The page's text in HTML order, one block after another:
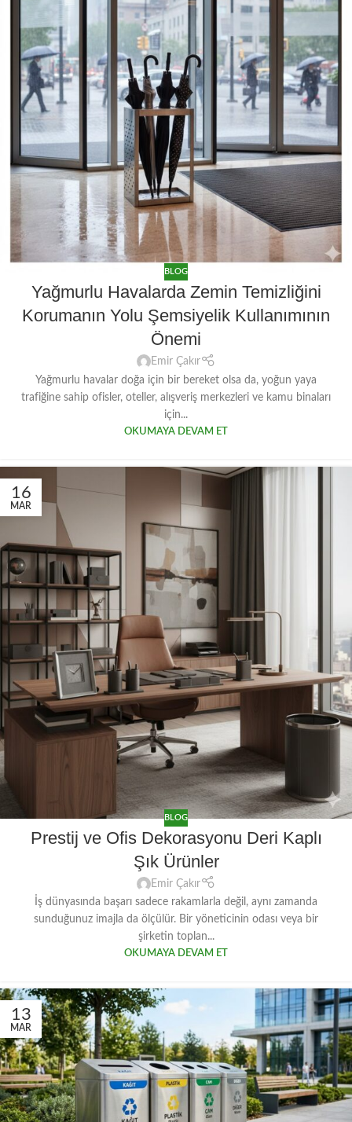
BLOG
Yağmurlu Havalarda Zemin Temizliğini
Korumanın Yolu Şemsiyelik Kullanımının
Önemi
Emir Çakır
Yağmurlu havalar doğa için bir bereket olsa da, yoğun yaya
trafiğine sahip ofisler, oteller, alışveriş merkezleri ve kamu binaları
için...
OKUMAYA DEVAM ET
16
MAR
BLOG
Prestij ve Ofis Dekorasyonu Deri Kaplı
Şık Ürünler
Emir Çakır
İş dünyasında başarı sadece rakamlarla değil, aynı zamanda
sunduğunuz imajla da ölçülür. Bir yöneticinin odası veya bir
şirketin toplan...
OKUMAYA DEVAM ET
13
MAR